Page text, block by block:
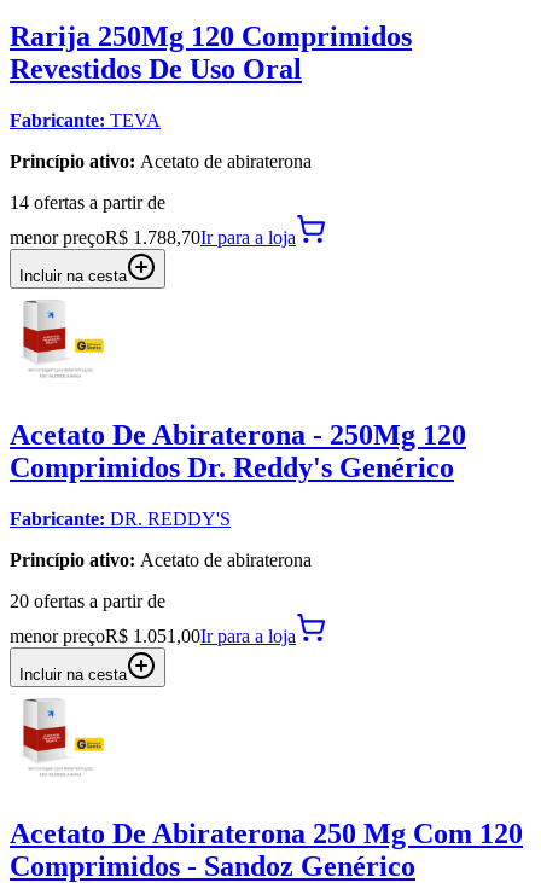
Rarija 250Mg 120 Comprimidos
Revestidos De Uso Oral
Fabricante: TEVA
Princípio ativo: Acetato de abiraterona
14 ofertas a partir de
menor preçoR$ 1.788,70Ir para a loja
Incluir na cesta
Acetato De Abiraterona - 250Mg 120
Comprimidos Dr. Reddy's Genérico
Fabricante: DR. REDDY'S
Princípio ativo: Acetato de abiraterona
20 ofertas a partir de
menor preçoR$ 1.051,00Ir para a loja
Incluir na cesta
Acetato De Abiraterona 250 Mg Com 120
Comprimidos - Sandoz Genérico